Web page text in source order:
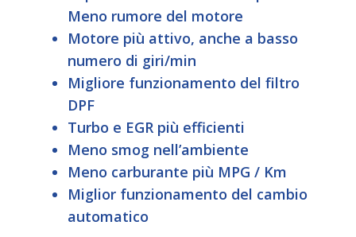
Meno rumore del motore
Motore più attivo, anche a basso
numero di giri/min
Migliore funzionamento del filtro
DPF
Turbo e EGR più efficienti
Meno smog nell’ambiente
Meno carburante più MPG / Km
Miglior funzionamento del cambio
automatico